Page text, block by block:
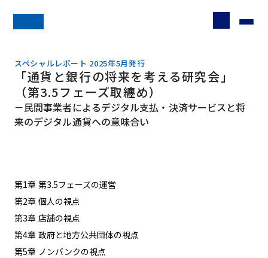
スペシャルレポート 2025年5月発行
「通貨と銀行の将来を考える研究会」
（第3.5フェーズ取纏め）
－民間事業者によるデジタル支払・決済サービスと将
来のデジタル通貨への意味合い
第1章 第3.5フェーズの運営
第2章 個人の視点
第3章 店舗の視点
第4章 政府と地方公共団体の視点
第5章 ノンバンクの視点